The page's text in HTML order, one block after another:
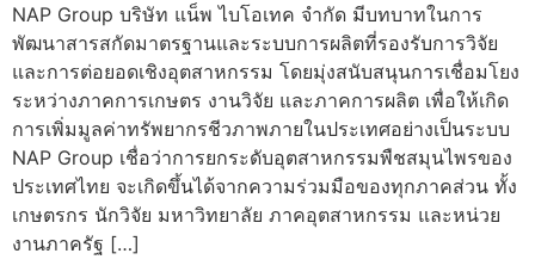
NAP Group บริษัท แน็พ ไบโอเทค จำกัด มีบทบาทในการ
พัฒนาสารสกัดมาตรฐานและระบบการผลิตที่รองรับการวิจัย
และการต่อยอดเชิงอุตสาหกรรม โดยมุ่งสนับสนุนการเชื่อมโยง
ระหว่างภาคการเกษตร งานวิจัย และภาคการผลิต เพื่อให้เกิด
การเพิ่มมูลค่าทรัพยากรชีวภาพภายในประเทศอย่างเป็นระบบ
NAP Group เชื่อว่าการยกระดับอุตสาหกรรมพืชสมุนไพรของ
ประเทศไทย จะเกิดขึ้นได้จากความร่วมมือของทุกภาคส่วน ทั้ง
เกษตรกร นักวิจัย มหาวิทยาลัย ภาคอุตสาหกรรม และหน่วย
งานภาครัฐ […]